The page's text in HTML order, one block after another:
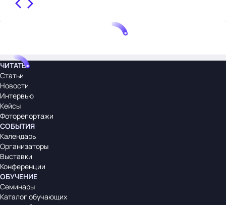
ЧИТАТЬ
Статьи
Новости
Интервью
Кейсы
Фоторепортажи
СОБЫТИЯ
Календарь
Организаторы
Выставки
Конференции
ОБУЧЕНИЕ
Семинары
Каталог обучающих